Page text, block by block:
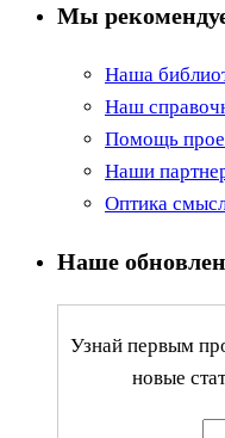
Мы
Наша
Наш
Помощь
Наши
Оптика
Наше
Узнай первым
новые